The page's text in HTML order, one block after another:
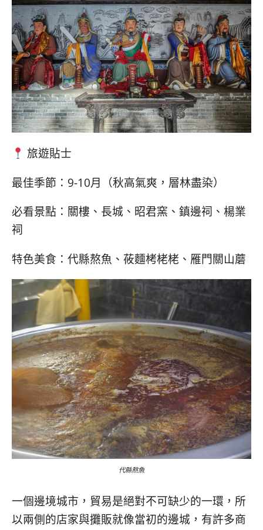
旅遊貼士
最佳季節：9-10月（秋高氣爽，層林盡染）
必看景點：關樓、長城、昭君窯、鎮邊祠、楊業
祠
特色美食：代縣熬魚、莜麵栲栳栳、雁門關山蘑
代縣熬魚
一個邊境城市，貿易是絕對不可缺少的一環，所
以兩側的店家與攤販就像當初的邊城，有許多商